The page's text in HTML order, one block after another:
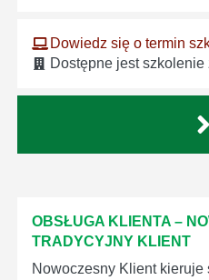
Dowiedz się o termin
Dostępne jest szkolenie
OBSŁUGA KLIENTA –
TRADYCYJNY KLIENT
Nowoczesny Klient kieruje